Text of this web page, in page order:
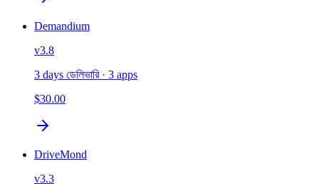
Demandium
v3.8
3 days ডেলিভারি· 3 apps
$30.00
DriveMond
v3.3